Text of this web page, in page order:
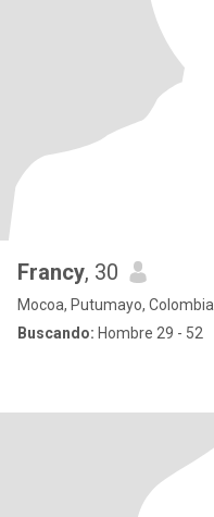
Francy, 30
Mocoa, Putumayo, Colombia
Buscando: Hombre 29 - 52